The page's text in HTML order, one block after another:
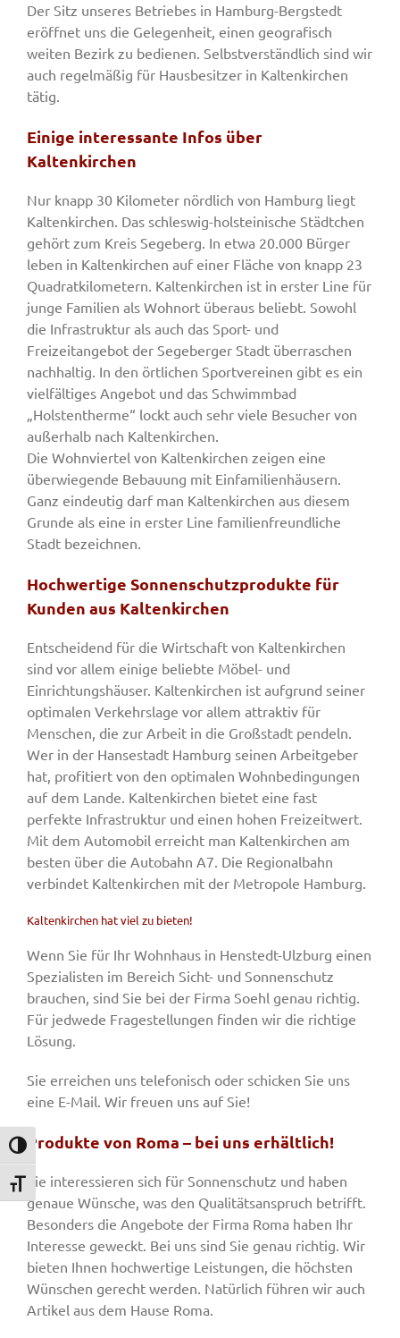
Umschalten auf hohe Kontraste
Schrift vergrößern
Der Sitz unseres Betriebes in Hamburg-Bergstedt
eröffnet uns die Gelegenheit, einen geografisch
weiten Bezirk zu bedienen. Selbstverständlich sind wir
auch regelmäßig für Hausbesitzer in Kaltenkirchen
tätig.
Einige interessante Infos über
Kaltenkirchen
Nur knapp 30 Kilometer nördlich von Hamburg liegt
Kaltenkirchen. Das schleswig-holsteinische Städtchen
gehört zum Kreis Segeberg. In etwa 20.000 Bürger
leben in Kaltenkirchen auf einer Fläche von knapp 23
Quadratkilometern. Kaltenkirchen ist in erster Line für
junge Familien als Wohnort überaus beliebt. Sowohl
die Infrastruktur als auch das Sport- und
Freizeitangebot der Segeberger Stadt überraschen
nachhaltig. In den örtlichen Sportvereinen gibt es ein
vielfältiges Angebot und das Schwimmbad
„Holstentherme“ lockt auch sehr viele Besucher von
außerhalb nach Kaltenkirchen.
Die Wohnviertel von Kaltenkirchen zeigen eine
überwiegende Bebauung mit Einfamilienhäusern.
Ganz eindeutig darf man Kaltenkirchen aus diesem
Grunde als eine in erster Line familienfreundliche
Stadt bezeichnen.
Hochwertige Sonnenschutzprodukte für
Kunden aus Kaltenkirchen
Entscheidend für die Wirtschaft von Kaltenkirchen
sind vor allem einige beliebte Möbel- und
Einrichtungshäuser. Kaltenkirchen ist aufgrund seiner
optimalen Verkehrslage vor allem attraktiv für
Menschen, die zur Arbeit in die Großstadt pendeln.
Wer in der Hansestadt Hamburg seinen Arbeitgeber
hat, profitiert von den optimalen Wohnbedingungen
auf dem Lande. Kaltenkirchen bietet eine fast
perfekte Infrastruktur und einen hohen Freizeitwert.
Mit dem Automobil erreicht man Kaltenkirchen am
besten über die Autobahn A7. Die Regionalbahn
verbindet Kaltenkirchen mit der Metropole Hamburg.
Kaltenkirchen hat viel zu bieten!
Wenn Sie für Ihr Wohnhaus in Henstedt-Ulzburg einen
Spezialisten im Bereich Sicht- und Sonnenschutz
brauchen, sind Sie bei der Firma Soehl genau richtig.
Für jedwede Fragestellungen finden wir die richtige
Lösung.
Sie erreichen uns telefonisch oder schicken Sie uns
eine E-Mail. Wir freuen uns auf Sie!
Produkte von Roma – bei uns erhältlich!
Sie interessieren sich für Sonnenschutz und haben
genaue Wünsche, was den Qualitätsanspruch betrifft.
Besonders die Angebote der Firma Roma haben Ihr
Interesse geweckt. Bei uns sind Sie genau richtig. Wir
bieten Ihnen hochwertige Leistungen, die höchsten
Wünschen gerecht werden. Natürlich führen wir auch
Artikel aus dem Hause Roma.